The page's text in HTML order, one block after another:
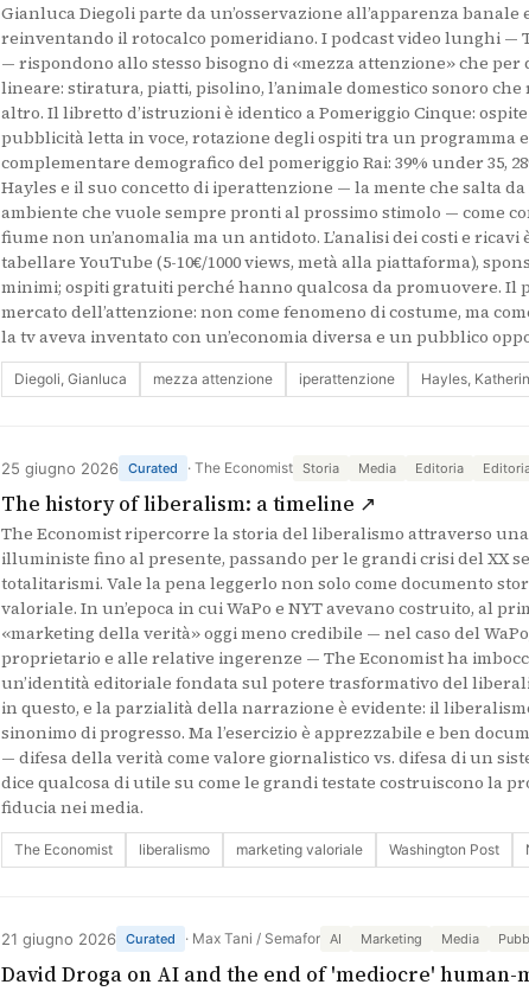
Gianluca Diegoli parte da un’osservazione all’apparenza
reinventando il rotocalco pomeridiano. I podcast video lunghi —
— rispondono allo stesso bisogno di «mezza attenzione» che
lineare: stiratura, piatti, pisolino, l’animale domestico sonoro
altro. Il libretto d’istruzioni è identico a Pomeriggio Cinque:
pubblicità letta in voce, rotazione degli ospiti tra un programma e
complementare demografico del pomeriggio Rai: 39% under 35,
Hayles e il suo concetto di iperattenzione — la mente che salta
ambiente che vuole sempre pronti al prossimo stimolo — come
fiume non un’anomalia ma un antidoto. L’analisi dei costi e
tabellare YouTube (5-10€/1000 views, metà alla piattaforma),
minimi; ospiti gratuiti perché hanno qualcosa da promuovere. Il
mercato dell’attenzione: non come fenomeno di costume, ma
la tv aveva inventato con un’economia diversa e un pubblico
Diegoli, Gianluca mezza attenzione iperattenzione Hayles,
25 giugno 2026 Curated · The Economist Storia Media Editoria
The history of liberalism: a timeline ↗
The Economist ripercorre la storia del liberalismo attraverso
illuministe fino al presente, passando per le grandi crisi del XX
totalitarismi. Vale la pena leggerlo non solo come documento
valoriale. In un’epoca in cui WaPo e NYT avevano costruito, al
«marketing della verità» oggi meno credibile — nel caso del
proprietario e alle relative ingerenze — The Economist ha
un’identità editoriale fondata sul potere trasformativo del
in questo, e la parzialità della narrazione è evidente: il
sinonimo di progresso. Ma l’esercizio è apprezzabile e ben
— difesa della verità come valore giornalistico vs. difesa di un
dice qualcosa di utile su come le grandi testate costruiscono la
fiducia nei media.
The Economist liberalismo marketing valoriale Washington Post
21 giugno 2026 Curated · Max Tani / Semafor AI Marketing Media
David Droga on AI and the end of 'mediocre' human-